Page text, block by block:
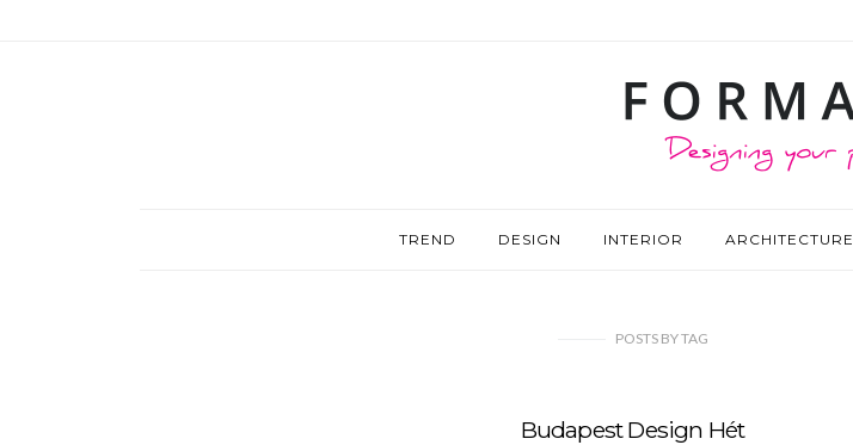
TREND DESIGN INTERIOR ARCHITECTURE
POSTS BYTAG
Budapest Design Hét